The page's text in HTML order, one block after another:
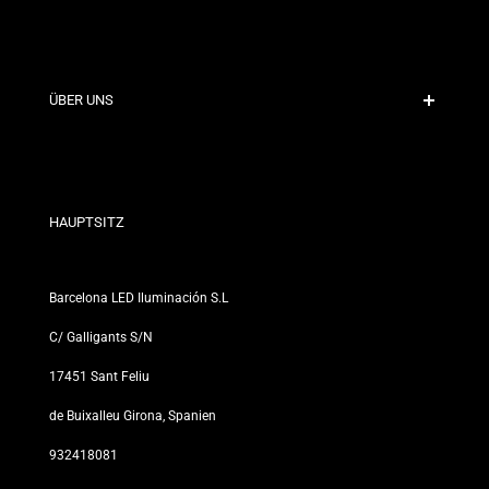
Kontakt
ÜBER UNS
Unsere Geschäfte
HAUPTSITZ
Barcelona LED Iluminación S.L
C/ Galligants S/N
17451 Sant Feliu
de Buixalleu Girona, Spanien
932418081